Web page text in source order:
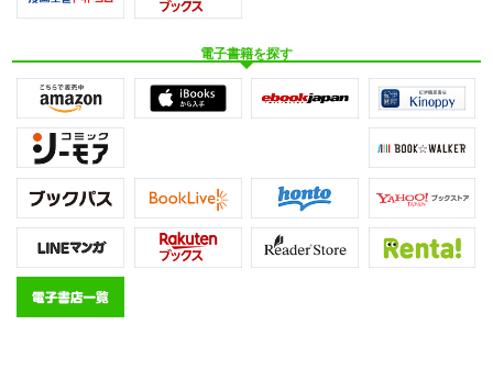
電子書籍を探す